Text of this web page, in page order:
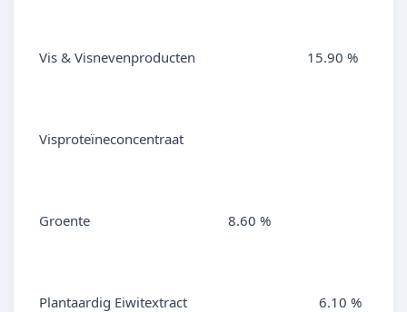
Vis & Visnevenproducten 15.90 %
Visproteïneconcentraat
Groente 8.60 %
Plantaardig Eiwitextract 6.10 %